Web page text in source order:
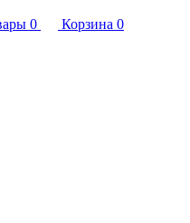
0 Корзина 0